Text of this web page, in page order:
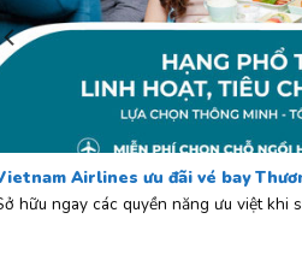
Airlines ưu đãi vé bay
hữu ngay các quyền năng ưu việt khi